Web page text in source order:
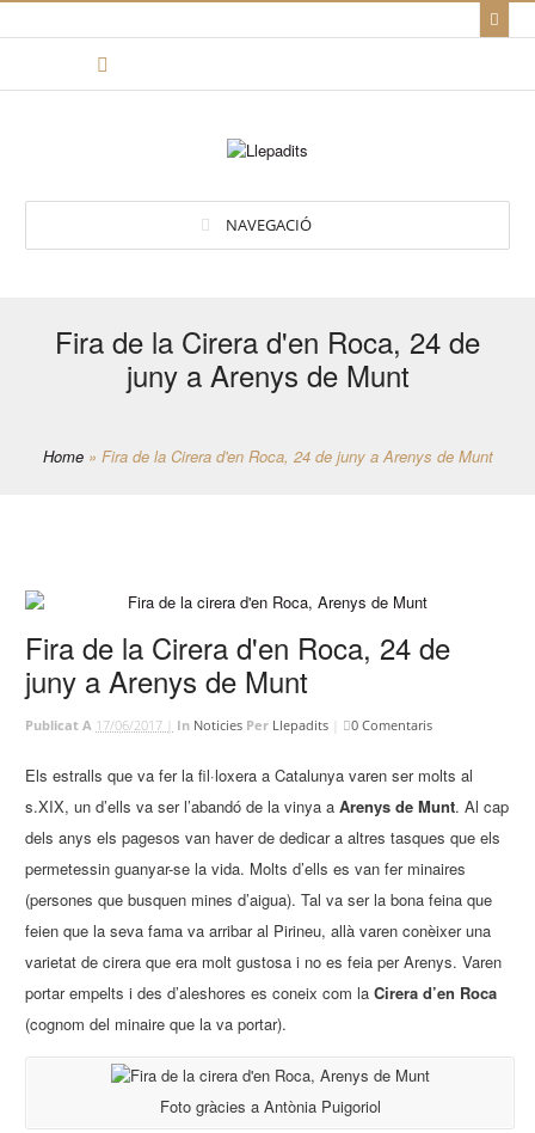
NAVEGACIÓ
Fira de la Cirera d'en Roca, 24 de
juny a Arenys de Munt
Home » Fira de la Cirera d'en Roca, 24 de juny a Arenys de Munt
Fira de la Cirera d'en Roca, 24 de
juny a Arenys de Munt
Publicat A 17/06/2017 | In Noticies Per Llepadits 0 Comentaris
Els estralls que va fer la fil·loxera a Catalunya varen ser molts al
s.XIX, un d’ells va ser l’abandó de la vinya aArenys de Munt. Al cap
dels anys els pagesos van haver de dedicar a altres tasques que els
permetessin guanyar-se la vida. Molts d’ells es van fer minaires
(persones que busquen mines d’aigua). Tal va ser la bona feina que
feien que la seva fama va arribar al Pirineu, allà varen conèixer una
varietat de cirera que era molt gustosa i no es feia per Arenys. Varen
portar empelts i des d’aleshores es coneix com laCirera d’en Roca
(cognom del minaire que la va portar).
Foto gràcies a Antònia Puigoriol